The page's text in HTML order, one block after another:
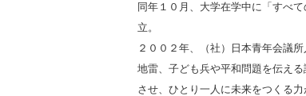
同年１０月、大学在学中に「すべ
立。
２００２年、（社）日本青年会議所
地雷、子ども兵や平和問題を伝え
させ、ひとり一人に未来をつくる